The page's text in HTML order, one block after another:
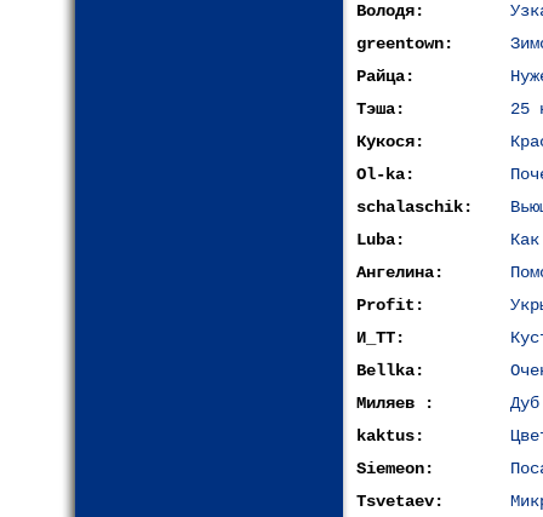
Володя:
greentown:
Райца:
Тэша:
25
Кукося:
Ol-ka:
schalaschik:
Luba:
Ангелина:
Profit:
И_ТТ:
Bellka:
Миляев :
kaktus:
Siemeon:
Tsvetaev: